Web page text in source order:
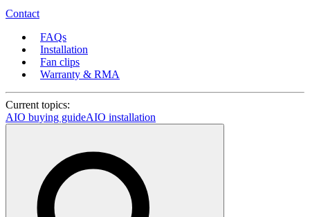
Contact
FAQs
Installation
Fan clips
Warranty & RMA
Current topics:
AIO buying guideAIO installation